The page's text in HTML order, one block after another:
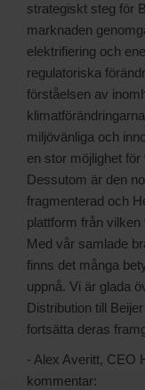
strategiskt steg för
marknaden
elektrifiering och
regulatoriska
förståelsen av
miljövänliga och
en stor möjlighet
Dessutom är den
fragmenterad och
plattform från
Med vår samlade
finns det många
uppnå. Vi är glada
Distribution till
fortsätta deras
- Alex Averitt, CEO
kommentar: